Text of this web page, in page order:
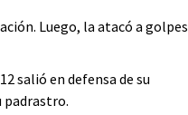
Luego, la atacó a golpes
salió en defensa de su
padrastro.